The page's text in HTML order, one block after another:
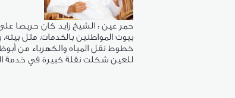
حمر عين : الشيخ زايد كان حريصا
بيوت المواطنين بالخدمات، مثل بيته،
خطوط نقل المياه والكهرباء من
للعين شكلت نقلة كبيرة في خدمة